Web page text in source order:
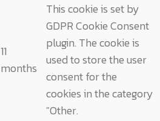
11
months
This cookie is set by
GDPR Cookie Consent
plugin. The cookie is
used to store the user
consent for the
cookies in the category
"Other.